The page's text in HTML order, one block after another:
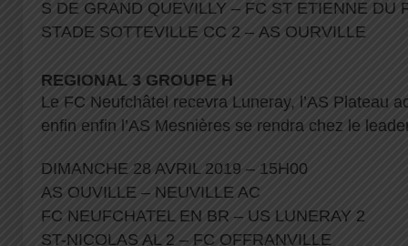
S DE GRAND QUEVILLY – FC ST ETIENNE DU
STADE SOTTEVILLE CC 2 – AS OURVILLE
REGIONAL 3 GROUPE H
Le FC Neufchâtel recevra Luneray, l’AS Plateau
enfin enfin l’AS Mesnières se rendra chez le
DIMANCHE 28 AVRIL 2019 – 15H00
AS OUVILLE – NEUVILLE AC
FC NEUFCHATEL EN BR – US LUNERAY 2
ST-NICOLAS AL 2 – FC OFFRANVILLE